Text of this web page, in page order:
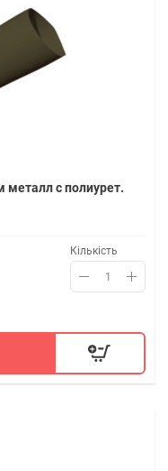
металл с полиурет.
Кількість